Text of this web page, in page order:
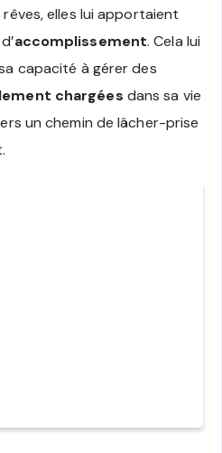
elles lui apportaient
accomplissement. Cela lui
capacité à gérer des
chargées dans sa vie
un chemin de lâcher-prise